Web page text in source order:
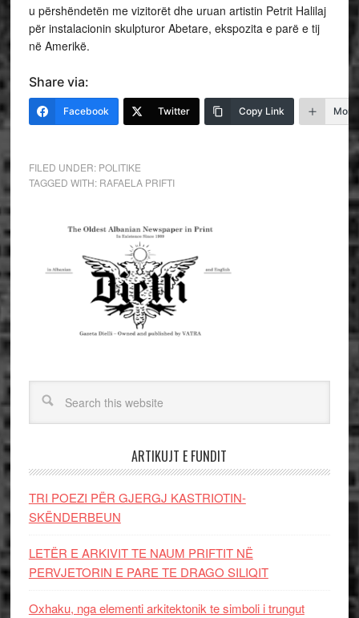
u përshëndetën me vizitorët dhe uruan artistin Petrit Halilaj
për instalacionin skulpturor Abetare, ekspozita e parë e tij
në Amerikë.
Share via:
Facebook Twitter Copy Link More
FILED UNDER: POLITIKE
TAGGED WITH: RAFAELA PRIFTI
ARTIKUJT E FUNDIT
TRI POEZI PËR GJERGJ KASTRIOTIN-
SKËNDERBEUN
LETËR E ARKIVIT TE NAUM PRIFTIT NË
PERVJETORIN E PARE TE DRAGO SILIQIT
Oxhaku, nga elementi arkitektonik te simboli i trungut